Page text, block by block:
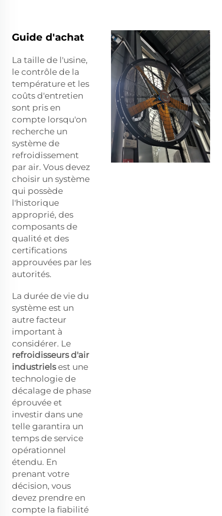
Guide d'achat
La taille de l'usine,
le contrôle de la
température et les
coûts d'entretien
sont pris en
compte lorsqu'on
recherche un
système de
refroidissement
par air. Vous devez
choisir un système
qui possède
l'historique
approprié, des
composants de
qualité et des
certifications
approuvées par les
autorités.
La durée de vie du
système est un
autre facteur
important à
considérer. Le
refroidisseurs d'air
industrielsest une
technologie de
décalage de phase
éprouvée et
investir dans une
telle garantira un
temps de service
opérationnel
étendu. En
prenant votre
décision, vous
devez prendre en
compte la fiabilité